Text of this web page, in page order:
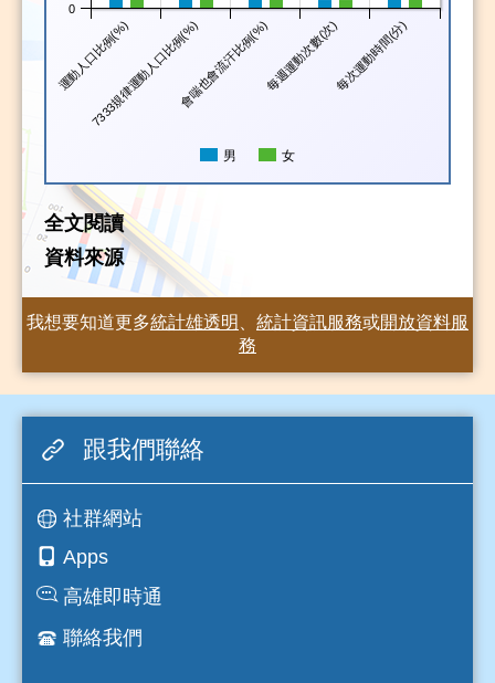
男 女
運動人口比例(%)
7333規律運動人口比例(%)會喘也會流汗比例(%)每週運動次數(次)每次運動時間(分)
0
全文閱讀
資料來源
我想要知道更多統計雄透明 統計資訊服務或開放資料服
務
跟我們聯絡
社群網站
Apps
高雄即時通
聯絡我們